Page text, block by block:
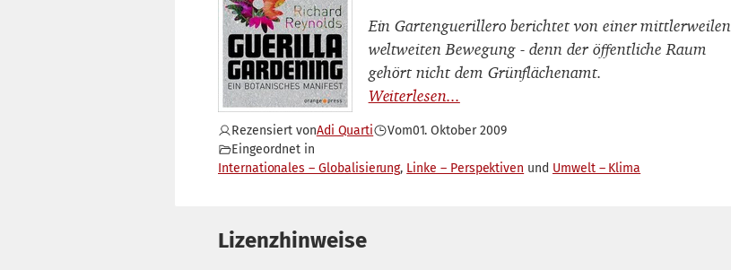
Ein Gartenguerillero berichtet von einer mittlerweilen
weltweiten Bewegung - denn der öffentliche Raum
gehört nicht dem Grünflächenamt.
Rezensiert vonAdi Quarti Vom01. Oktober 2009
Eingeordnet in
Internationales – Globalisierung Linke – Perspektiven Umwelt – Klima
Lizenzhinweise